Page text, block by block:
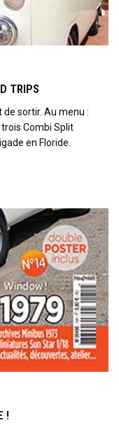
TRIPS
de sortir. Au menu :
Combi Split
en Floride.
!